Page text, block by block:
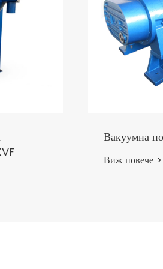
API 610 Процесна